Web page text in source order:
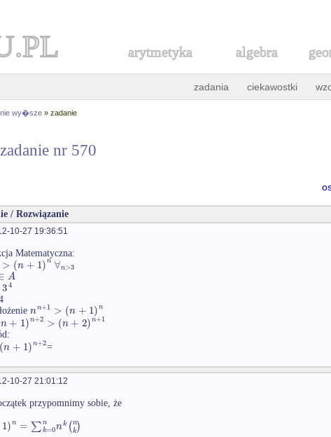
arytmetyka algebra
zadania ciekawostki
wy�sze » zadanie
nr 570
/ Rozwiązanie
10-27 19:36:51
Matematyczna:
> (n + 1)n ∀n>3
A
34
nn+1 > (n + 1)n
n+ 1)n+2 > (n+ 2)n+1
(n + 1)n+2=
10-27 21:01:12
przypomnimy sobie, że
1)n = ∑n
k=0nk (n
k)